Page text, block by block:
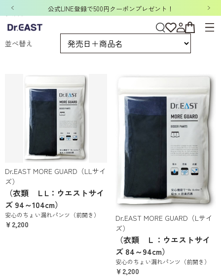
公式LINE登録で500円クーポンプレゼント！
衣類
並べ替え
Dr.EAST MORE GUARD（LLサイ
ズ）
（衣類 ＬL：ウエストサイ
ズ 94～104cm）
安心のちょい漏れパンツ（前開き）
￥2,200
Dr.EAST MORE GUARD（Lサイ
ズ）
（衣類 Ｌ：ウエストサイ
ズ 84～94cm）
安心のちょい漏れパンツ（前開き）
￥2,200